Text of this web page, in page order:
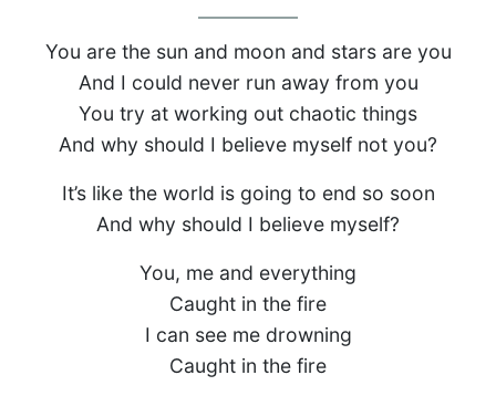
You are the sun and moon and stars are you
And I could never run away from you
You try at working out chaotic things
And why should I believe myself not you?
It’s like the world is going to end so soon
And why should I believe myself?
You, me and everything
Caught in the fire
I can see me drowning
Caught in the fire